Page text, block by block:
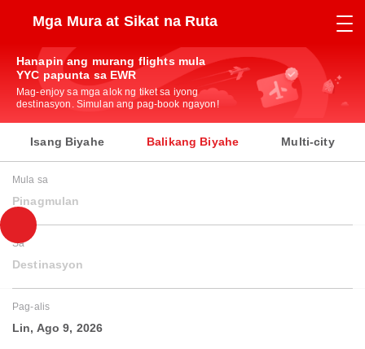
Mga Mura at Sikat na Ruta
Hanapin ang murang flights mula
YYC papunta sa EWR
Mag-enjoy sa mga alok ng tiket sa iyong
destinasyon. Simulan ang pag-book ngayon!
Isang Biyahe Balikang Biyahe Multi-city
Mula sa
Pinagmulan
Sa
Destinasyon
Pag-alis
Lin, Ago 9, 2026